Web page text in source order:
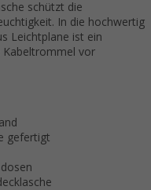
schützt die
In die hochwertig
Leichtplane ist ein
Kabeltrommel vor
gefertigt